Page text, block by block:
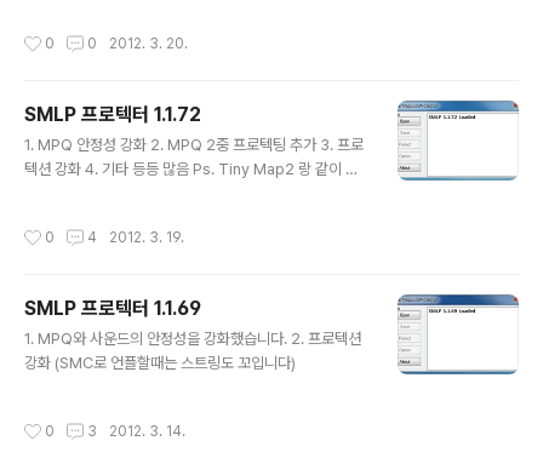
0 0 2012. 3. 20.
SMLP 프로텍터 1.1.72
1. MPQ 안정성 강화 2. MPQ 2중 프로텍팅 추가 3. 프로
텍션 강화 4. 기타 등등 많음 Ps. Tiny Map2 랑 같이 쓰
0 4 2012. 3. 19.
SMLP 프로텍터 1.1.69
1. MPQ와 사운드의 안정성을 강화했습니다. 2. 프로텍션
강화 (SMC로 언플할때는 스트링도 꼬입니다)
0 3 2012. 3. 14.